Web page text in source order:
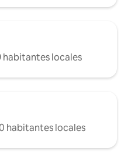
Por
bien
TE
DE LA
habitantes locales
habitantes locales